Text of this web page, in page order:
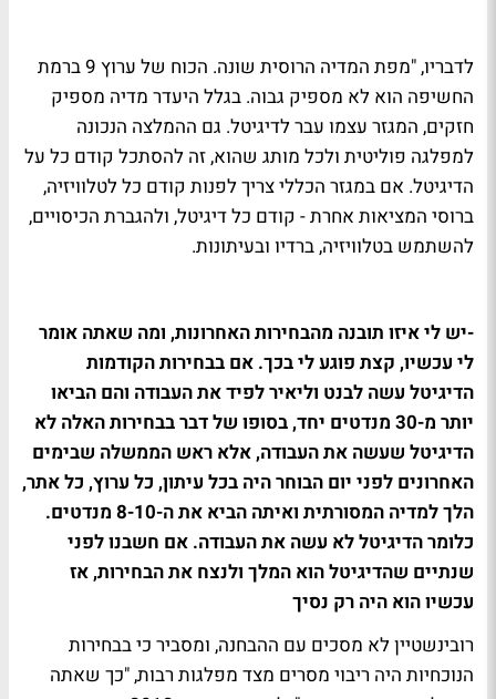
לדבריו, "מפת המדיה הרוסית שונה. הכוח של ערוץ 9 ברמת
החשיפה הוא לא מספיק גבוה. בגלל היעדר מדיה מספיק
חזקים, המגזר עצמו עבר לדיגיטל. גם ההמלצה הנכונה
למפלגה פוליטית ולכל מותג שהוא, זה להסתכל קודם כל על
הדיגיטל. אם במגזר הכללי צריך לפנות קודם כל לטלוויזיה,
ברוסי המציאות אחרת - קודם כל דיגיטל, ולהגברת הכיסויים,
להשתמש בטלוויזיה, ברדיו ובעיתונות.
-יש לי איזו תובנה מהבחירות האחרונות, ומה שאתה אומר
לי עכשיו, קצת פוגע לי בכך. אם בבחירות הקודמות
הדיגיטל עשה לבנט וליאיר לפיד את העבודה והם הביאו
יותר מ-30 מנדטים יחד, בסופו של דבר בבחירות האלה לא
הדיגיטל שעשה את העבודה, אלא ראש הממשלה שבימים
האחרונים לפני יום הבוחר היה בכל עיתון, כל ערוץ, כל אתר,
הלך למדיה המסורתית ואיתה הביא את ה-8-10 מנדטים.
כלומר הדיגיטל לא עשה את העבודה. אם חשבנו לפני
שנתיים שהדיגיטל הוא המלך ולנצח את הבחירות, אז
עכשיו הוא היה רק נסיך
רובינשטיין לא מסכים עם ההבחנה, ומסביר כי בבחירות
הנוכחיות היה ריבוי מסרים מצד מפלגות רבות, "כך שאתה